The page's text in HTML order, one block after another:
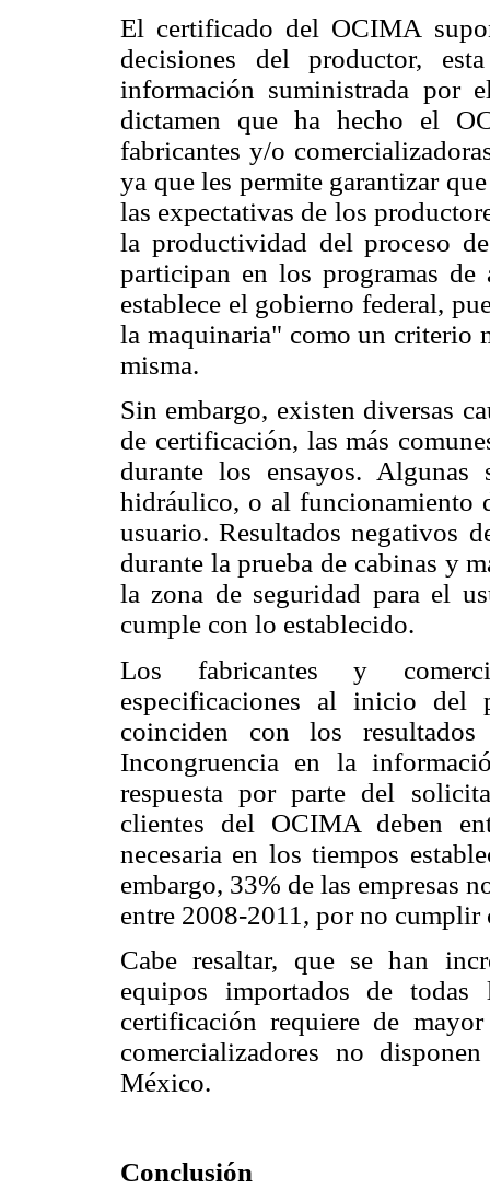
El certificado del OCIMA
decisiones del productor,
información suministrada por
dictamen que ha hecho el
fabricantes y/o
ya que les permite garantizar
las expectativas de los
la productividad del proceso
participan en los programas
establece el gobierno federal,
la maquinaria" como un criterio
misma.
Sin embargo, existen diversas
de certificación, las más
durante los ensayos.
hidráulico, o al funcionamiento
usuario. Resultados negativos
durante la prueba de cabinas y
la zona de seguridad para el
cumple con lo establecido.
Los fabricantes y
especificaciones al inicio del
coinciden con los
Incongruencia en la
respuesta por parte del
clientes del OCIMA deben
necesaria en los tiempos
embargo, 33% de las empresas
entre 2008-2011, por no cumplir
Cabe resaltar, que se han
equipos importados de
certificación requiere de
comercializadores no
México.
Conclusión